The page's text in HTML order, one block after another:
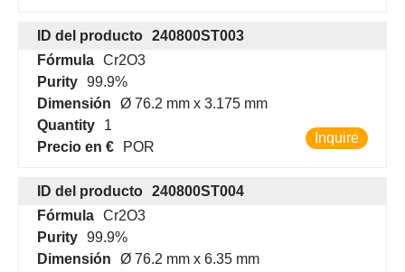
ID del producto 240800ST003
Fórmula Cr2O3
Purity 99.9%
Dimensión
Ø 76.2 mm x 3.175 mm
Quantity
1
Precio en €
POR
Inquire
ID del producto 240800ST004
Fórmula Cr2O3
Purity 99.9%
Dimensión
Ø 76.2 mm x 6.35 mm